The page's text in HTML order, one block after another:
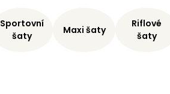
Sportovní
šaty
Maxi šaty
Riflové
šaty